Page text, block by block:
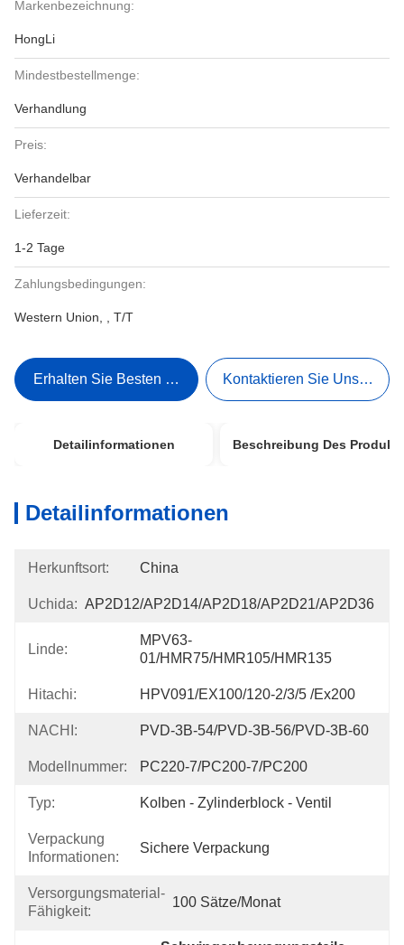
Markenbezeichnung:
HongLi
Mindestbestellmenge:
Verhandlung
Preis:
Verhandelbar
Lieferzeit:
1-2 Tage
Zahlungsbedingungen:
Western Union, , T/T
Erhalten Sie Besten Preis Kontaktieren Sie Uns Jetzt
Detailinformationen Beschreibung Des
Detailinformationen
Herkunftsort: China
Uchida: AP2D12/AP2D14/AP2D18/AP2D21/AP2D36
Linde:
MPV63-
01/HMR75/HMR105/HMR135
Hitachi: HPV091/EX100/120-2/3/5 /Ex200
NACHI: PVD-3B-54/PVD-3B-56/PVD-3B-60
Modellnummer: PC220-7/PC200-7/PC200
Typ: Kolben - Zylinderblock - Ventil
Verpackung
Informationen:
Sichere Verpackung
Versorgungsmaterial-
Fähigkeit:
100 Sätze/Monat